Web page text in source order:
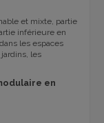
et mixte, partie
inférieure en
les espaces
les
en